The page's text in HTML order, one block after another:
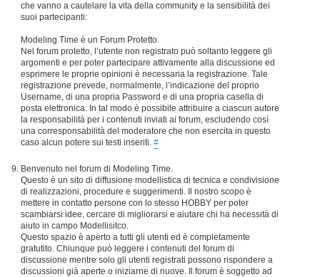
che vanno a cautelare la vita della community e la sensibilità dei
suoi partecipanti:
Modeling Time è un Forum Protetto.
Nel forum protetto, l’utente non registrato può soltanto leggere gli
argomenti e per poter partecipare attivamente alla discussione ed
esprimere le proprie opinioni è necessaria la registrazione. Tale
registrazione prevede, normalmente, l’indicazione del proprio
Username, di una propria Password e di una propria casella di
posta elettronica. In tal modo è possibile attribuire a ciascun autore
la responsabilità per i contenuti inviati ai forum, escludendo così
una corresponsabilità del moderatore che non esercita in questo
caso alcun potere sui testi inseriti. #
Benvenuto nel forum di Modeling Time.
Questo è un sito di diffusione modellistica di tecnica e condivisione
di realizzazioni, procedure e suggerimenti. Il nostro scopo è
mettere in contatto persone con lo stesso HOBBY per poter
scambiarsi idee, cercare di migliorarsi e aiutare chi ha necessità di
aiuto in campo Modellisitco.
Questo spazio è aperto a tutti gli utenti ed è completamente
gratutito. Chiunque può leggere i contenuti del forum di
discussione mentre solo gli utenti registrati possono rispondere a
discussioni già aperte o iniziarne di nuove. Il forum è soggetto ad